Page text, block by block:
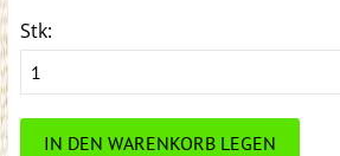
Stk:
IN DEN WARENKORB LEGEN